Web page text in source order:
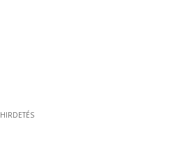
HIRDETÉS